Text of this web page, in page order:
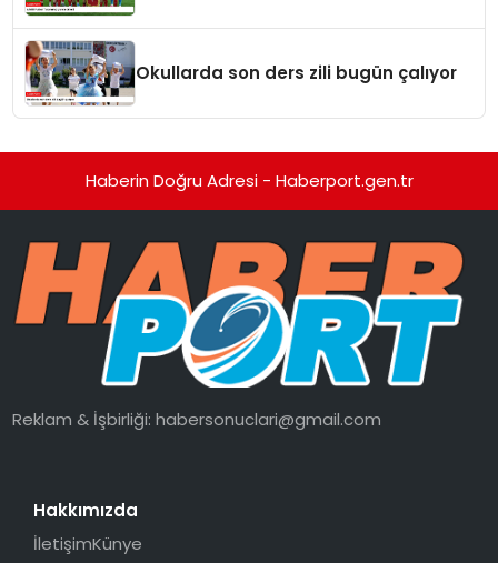
Okullarda son ders zili bugün çalıyor
Haberin Doğru Adresi - Haberport.gen.tr
Reklam & İşbirliği:habersonuclari@gmail.com
Hakkımızda
İletişimKünye